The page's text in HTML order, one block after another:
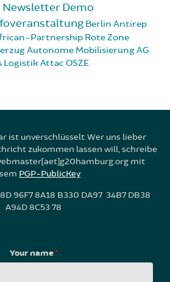
NewsletterDemo
Berlin Antirep
Partnership Rote Zone
Autonome MobilisierungAG
Logistik Attac OSZE
ist unverschlüsselt. Wer uns lieber
zukommen lassen will, schreibe
mit
PGP-PublicKey
96F7 8A18 B330 DA97 34B7 DB38
A94D 8C53 78
Your name*